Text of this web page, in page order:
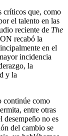
críticos que, como
el talento en las
reciente de The
recabó la
en el
incidencia
la
y la
continúe como
entre otras
desempeño no es
del cambio se